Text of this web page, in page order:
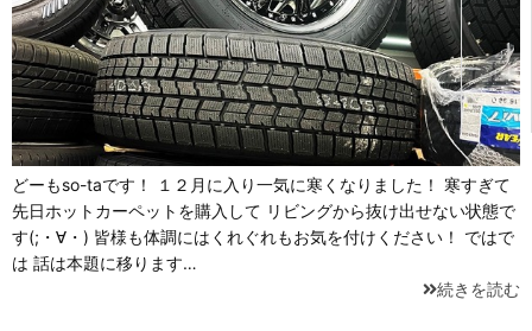
どーもso-taです！ １２月に入り一気に寒くなりました！ 寒すぎて
先日ホットカーペットを購入して リビングから抜け出せない状態で
す(;・∀・) 皆様も体調にはくれぐれもお気を付けください！ ではで
は 話は本題に移ります…
続きを読む